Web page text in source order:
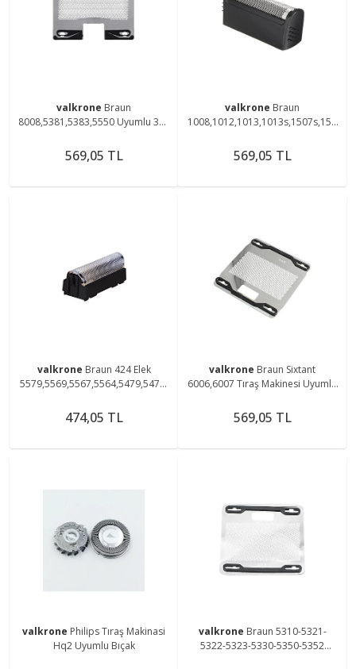
valkrone Braun
8008,5381,5383,5550 Uyumlu 383
569,05 TL
valkrone Braun
1008,1012,1013,1013s,1507s,150
Uyumlu 596 Elek Başlık
569,05 TL
valkrone Braun 424 Elek
5579,5569,5567,5564,5479,5470,
Uyumlu Elek
474,05 TL
valkrone Braun Sixtant
6006,6007 Tıraş Makinesi Uyumlu
569,05 TL
valkrone Philips Tıraş Makinasi
Hq2 Uyumlu Bıçak
valkrone Braun 5310-5321-
5322-5323-5330-5350-5352